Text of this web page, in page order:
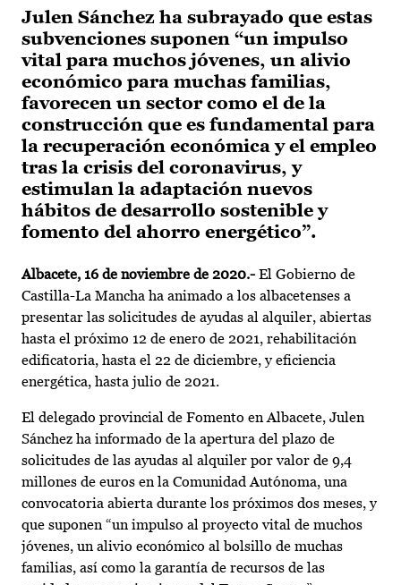
Julen Sánchez ha subrayado que estas
subvenciones suponen “un impulso
vital para muchos jóvenes, un alivio
económico para muchas familias,
favorecen un sector como el de la
construcción que es fundamental para
la recuperación económica y el empleo
tras la crisis del coronavirus, y
estimulan la adaptación nuevos
hábitos de desarrollo sostenible y
fomento del ahorro energético”.
Albacete, 16 de noviembre de 2020.- El Gobierno de
Castilla-La Mancha ha animado a los albacetenses a
presentar las solicitudes de ayudas al alquiler, abiertas
hasta el próximo 12 de enero de 2021, rehabilitación
edificatoria, hasta el 22 de diciembre, y eficiencia
energética, hasta julio de 2021.
El delegado provincial de Fomento en Albacete, Julen
Sánchez ha informado de la apertura del plazo de
solicitudes de las ayudas al alquiler por valor de 9,4
millones de euros en la Comunidad Autónoma, una
convocatoria abierta durante los próximos dos meses, y
que suponen “un impulso al proyecto vital de muchos
jóvenes, un alivio económico al bolsillo de muchas
familias, así como la garantía de recursos de las